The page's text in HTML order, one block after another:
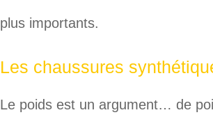
plus importants.
Les chaussures
Le poids est un argument… de